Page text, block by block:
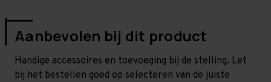
Aanbevolen bij dit product
Handige accessoires en toevoeging bij de stelling. Let
bij het bestellen goed op selecteren van de juiste